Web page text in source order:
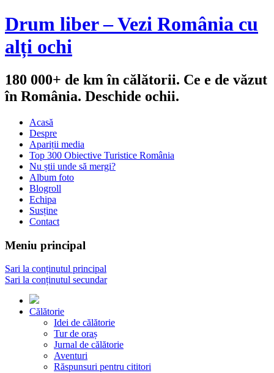
Drum liber – Vezi România cu
alți ochi
180 000+ de km în călătorii. Ce e de văzut
în România. Deschide ochii.
Acasă
Despre
Apariții media
Top 300 Obiective Turistice România
Nu știi unde să mergi?
Album foto
Blogroll
Echipa
Susține
Contact
Meniu principal
Sari la conținutul principal
Sari la conținutul secundar
Călătorie
Idei de călătorie
Tur de oraș
Jurnal de călătorie
Aventuri
Răspunsuri pentru cititori